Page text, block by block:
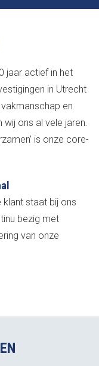
jaar actief in het
in Utrecht
en
ons al vele jaren.
is onze core-
staat bij ons
bezig met
van onze